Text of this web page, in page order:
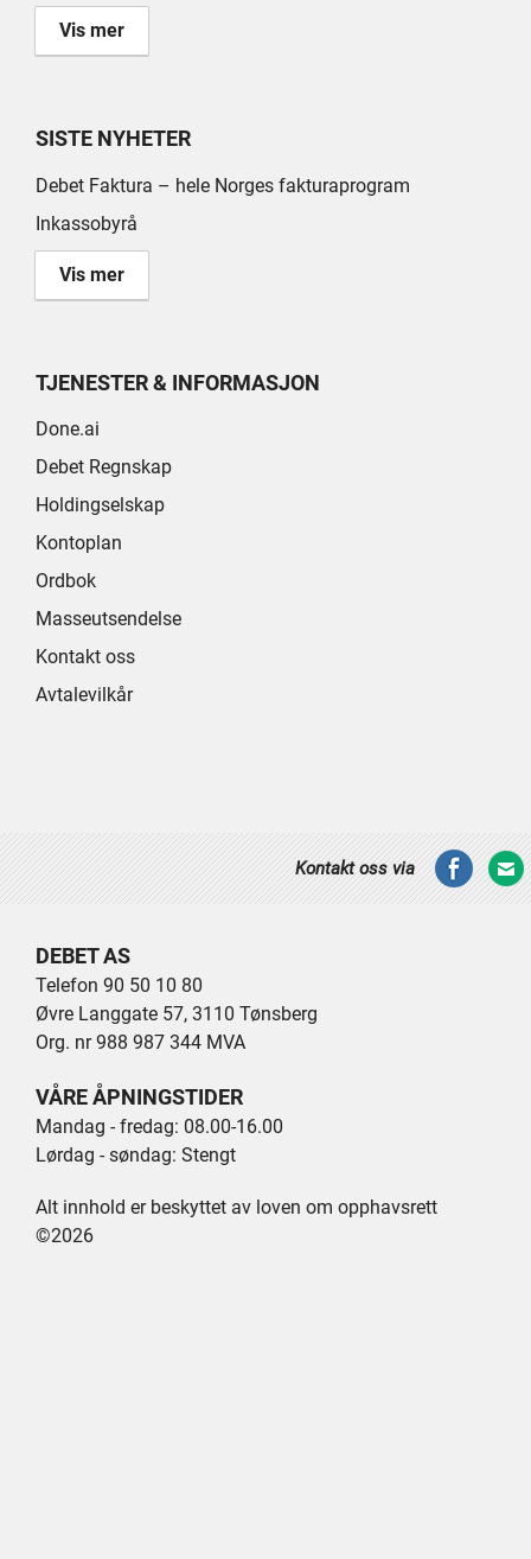
Vis mer
SISTE NYHETER
Debet Faktura – hele Norges fakturaprogram
Inkassobyrå
Vis mer
TJENESTER & INFORMASJON
Done.ai
Debet Regnskap
Holdingselskap
Kontoplan
Ordbok
Masseutsendelse
Kontakt oss
Avtalevilkår
Kontakt oss via
DEBET AS
Telefon 90 50 10 80
Øvre Langgate 57, 3110 Tønsberg
Org. nr 988 987 344 MVA
VÅRE ÅPNINGSTIDER
Mandag - fredag: 08.00-16.00
Lørdag - søndag: Stengt
Alt innhold er beskyttet av loven om opphavsrett
©2026